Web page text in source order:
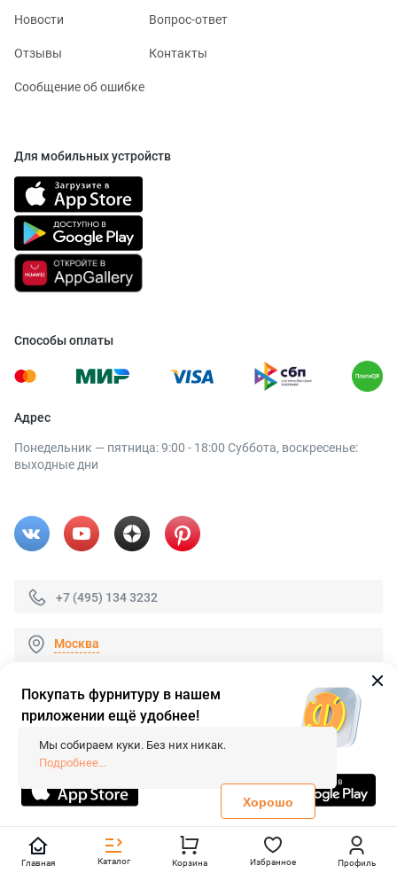
Новости Вопрос-ответ
Отзывы Контакты
Сообщение об ошибке
Для мобильных устройств
Способы оплаты
Адрес
Понедельник — пятница: 9:00 - 18:00 Суббота, воскресенье:
выходные дни
+7 (495) 134 3232
Москва
© 2026 «FieraShop.ru»
Сопровождение сайта
- Вебформат.
Все права защищены.
Не является публичной офертой
Политика конфиденциальности
Главная Каталог Корзина Избранное Профиль
Покупать фурнитуру в нашем
приложении ещё удобнее!
Мы собираем куки. Без них никак.
Подробнее...
Хорошо